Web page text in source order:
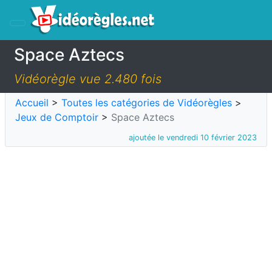
Space Aztecs
Vidéorègle vue 2.480 fois
Accueil > Toutes les catégories de Vidéorègles >
Jeux de Comptoir > Space Aztecs
ajoutée le vendredi 10 février 2023